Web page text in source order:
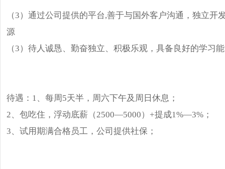
（3）通过公司提供的平台,善于与国外客户沟通，独立开
源
（3）待人诚恳、勤奋独立、积极乐观，具备良好的学习
待遇：1、每周5天半，周六下午及周日休息；
2、包吃住，浮动底薪（2500—5000）+提成1%—3%；
3、试用期满合格员工，公司提供社保；